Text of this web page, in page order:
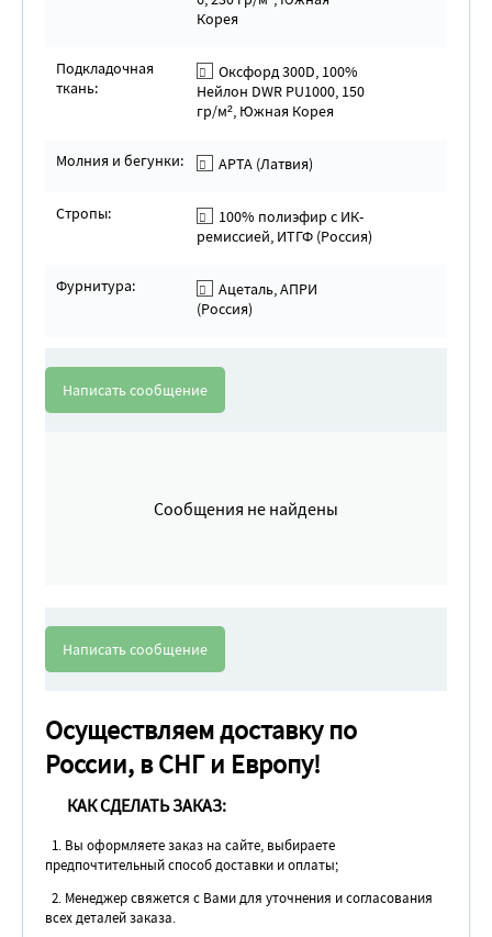
Корея
Подкладочная
ткань:
Оксфорд 300D, 100%
Нейлон DWR PU1000, 150
гр/м², Южная Корея
Молния и бегунки: АРТА (Латвия)
Стропы:
100% полиэфир с ИК-
ремиссией, ИТГФ (Россия)
Фурнитура:
Ацеталь, АПРИ
(Россия)
Написать сообщение
Сообщения не найдены
Написать сообщение
Осуществляем доставку по
России, в СНГ и Европу!
КАК СДЕЛАТЬ ЗАКАЗ:
1. Вы оформляете заказ на сайте, выбираете
предпочтительный способ доставки и оплаты;
2. Менеджер свяжется с Вами для уточнения и согласования
всех деталей заказа.